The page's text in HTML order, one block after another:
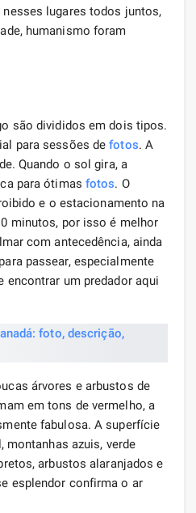
lugares todos juntos,
humanismo foram
são divididos em dois tipos.
para sessões defotos. A
Quando o sol gira, a
para ótimas fotos. O
e o estacionamento na
minutos, por isso é melhor
com antecedência, ainda
passear, especialmente
encontrar um predador aqui
árvores e arbustos de
em tons de vermelho, a
fabulosa. A superfície
montanhas azuis, verde
arbustos alaranjados e
esplendor confirma o ar